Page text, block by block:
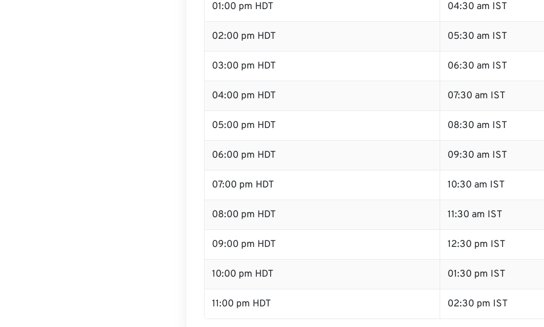
01:00 pm HDT 04:30 am IST
02:00 pm HDT 05:30 am IST
03:00 pm HDT 06:30 am IST
04:00 pm HDT 07:30 am IST
05:00 pm HDT 08:30 am IST
06:00 pm HDT 09:30 am IST
07:00 pm HDT 10:30 am IST
08:00 pm HDT 11:30 am IST
09:00 pm HDT 12:30 pm IST
10:00 pm HDT 01:30 pm IST
11:00 pm HDT 02:30 pm IST